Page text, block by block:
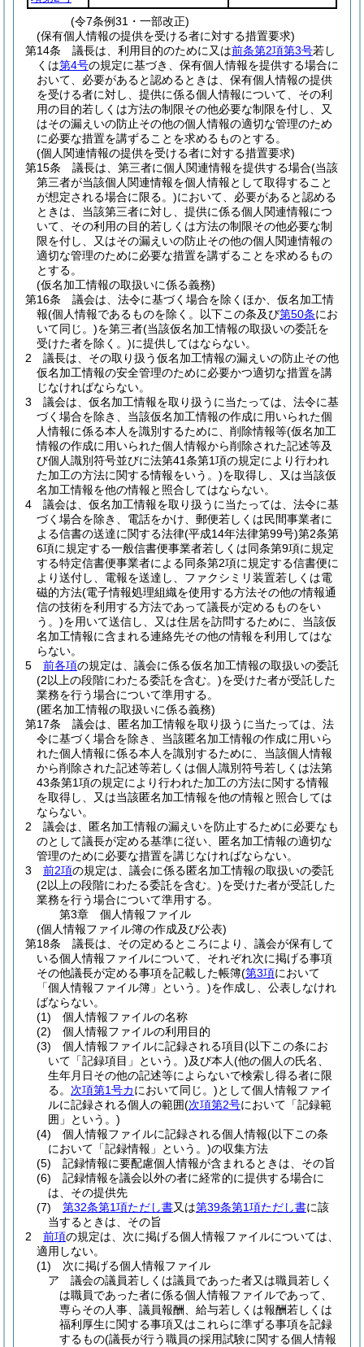
(令7条例31・一部改正)
(保有個人情報の提供を受ける者に対する措置要求)
第14条
議長は、利用目的のために又は前条第2項第3号若し
くは第4号の規定に基づき、保有個人情報を提供する場合に
おいて、必要があると認めるときは、保有個人情報の提供
を受ける者に対し、提供に係る個人情報について、その利
用の目的若しくは方法の制限その他必要な制限を付し、又
はその漏えいの防止その他の個人情報の適切な管理のため
に必要な措置を講ずることを求めるものとする。
(個人関連情報の提供を受ける者に対する措置要求)
第15条
議長は、第三者に個人関連情報を提供する場合(当該
第三者が当該個人関連情報を個人情報として取得すること
が想定される場合に限る。)において、必要があると認める
ときは、当該第三者に対し、提供に係る個人関連情報につ
いて、その利用の目的若しくは方法の制限その他必要な制
限を付し、又はその漏えいの防止その他の個人関連情報の
適切な管理のために必要な措置を講ずることを求めるもの
とする。
(仮名加工情報の取扱いに係る義務)
第16条
議会は、法令に基づく場合を除くほか、仮名加工情
報(個人情報であるものを除く。以下この条及び第50条にお
いて同じ。)を第三者(当該仮名加工情報の取扱いの委託を
受けた者を除く。)に提供してはならない。
2
議長は、その取り扱う仮名加工情報の漏えいの防止その他
仮名加工情報の安全管理のために必要かつ適切な措置を講
じなければならない。
3
議会は、仮名加工情報を取り扱うに当たっては、法令に基
づく場合を除き、当該仮名加工情報の作成に用いられた個
人情報に係る本人を識別するために、削除情報等(仮名加工
情報の作成に用いられた個人情報から削除された記述等及
び個人識別符号並びに法第41条第1項の規定により行われ
た加工の方法に関する情報をいう。)を取得し、又は当該仮
名加工情報を他の情報と照合してはならない。
4
議会は、仮名加工情報を取り扱うに当たっては、法令に基
づく場合を除き、電話をかけ、郵便若しくは民間事業者に
よる信書の送達に関する法律(平成14年法律第99号)第2条第
6項に規定する一般信書便事業者若しくは同条第9項に規定
する特定信書便事業者による同条第2項に規定する信書便に
より送付し、電報を送達し、ファクシミリ装置若しくは電
磁的方法(電子情報処理組織を使用する方法その他の情報通
信の技術を利用する方法であって議長が定めるものをい
う。)を用いて送信し、又は住居を訪問するために、当該仮
名加工情報に含まれる連絡先その他の情報を利用してはな
らない。
5
前各項の規定は、議会に係る仮名加工情報の取扱いの委託
(2以上の段階にわたる委託を含む。)を受けた者が受託した
業務を行う場合について準用する。
(匿名加工情報の取扱いに係る義務)
第17条
議会は、匿名加工情報を取り扱うに当たっては、法
令に基づく場合を除き、当該匿名加工情報の作成に用いら
れた個人情報に係る本人を識別するために、当該個人情報
から削除された記述等若しくは個人識別符号若しくは法第
43条第1項の規定により行われた加工の方法に関する情報
を取得し、又は当該匿名加工情報を他の情報と照合しては
ならない。
2
議会は、匿名加工情報の漏えいを防止するために必要なも
のとして議長が定める基準に従い、匿名加工情報の適切な
管理のために必要な措置を講じなければならない。
3
前2項の規定は、議会に係る匿名加工情報の取扱いの委託
(2以上の段階にわたる委託を含む。)を受けた者が受託した
業務を行う場合について準用する。
第3章
個人情報ファイル
(個人情報ファイル簿の作成及び公表)
第18条
議長は、その定めるところにより、議会が保有して
いる個人情報ファイルについて、それぞれ次に掲げる事項
その他議長が定める事項を記載した帳簿(第3項において
「個人情報ファイル簿」という。)を作成し、公表しなけれ
ばならない。
(1)
個人情報ファイルの名称
(2)
個人情報ファイルの利用目的
(3)
個人情報ファイルに記録される項目(以下この条にお
いて「記録項目」という。)及び本人(他の個人の氏名、
生年月日その他の記述等によらないで検索し得る者に限
る。 次項第1号カにおいて同じ。)として個人情報ファイ
ルに記録される個人の範囲(次項第2号において「記録範
囲」という。)
(4)
個人情報ファイルに記録される個人情報(以下この条
において「記録情報」という。)の収集方法
(5)
記録情報に要配慮個人情報が含まれるときは、その旨
(6)
記録情報を議会以外の者に経常的に提供する場合に
は、その提供先
(7)
第32条第1項ただし書又は第39条第1項ただし書に該
当するときは、その旨
2
前項の規定は、次に掲げる個人情報ファイルについては、
適用しない。
(1)
次に掲げる個人情報ファイル
ア
議会の議員若しくは議員であった者又は職員若しく
は職員であった者に係る個人情報ファイルであって、
専らその人事、議員報酬、給与若しくは報酬若しくは
福利厚生に関する事項又はこれらに準ずる事項を記録
するもの(議長が行う職員の採用試験に関する個人情報